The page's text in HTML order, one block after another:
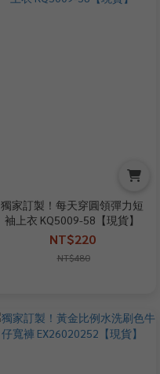
獨家訂製！每天穿圓領彈力短
袖上衣 KQ5009-58【現貨】
NT$220
NT$480